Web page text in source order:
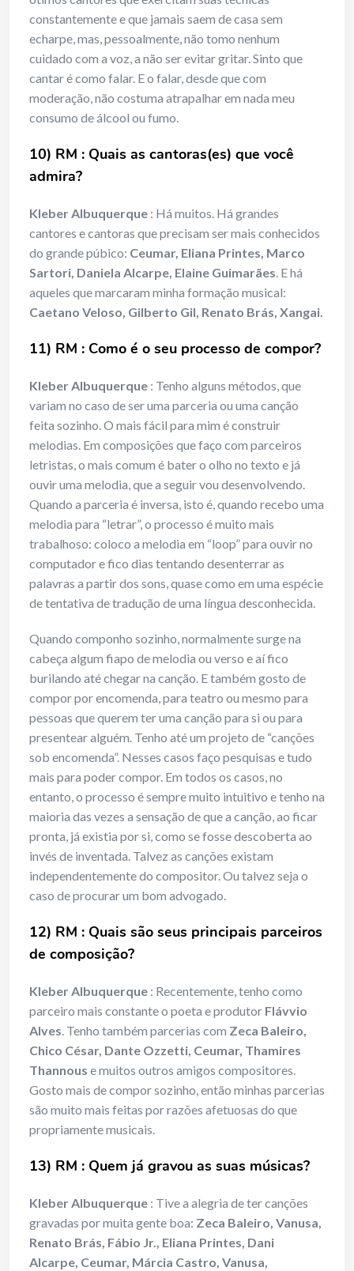
constantemente e que jamais saem de casa sem
echarpe, mas, pessoalmente, não tomo nenhum
cuidado com a voz, a não ser evitar gritar. Sinto que
cantar é como falar. E o falar, desde que com
moderação, não costuma atrapalhar em nada meu
consumo de álcool ou fumo.
10) RM : Quais as cantoras(es) que você
admira?
Kleber Albuquerque : Há muitos. Há grandes
cantores e cantoras que precisam ser mais conhecidos
do grande púbico: Ceumar, Eliana Printes, Marco
Sartori, Daniela Alcarpe, Elaine Guimarães. E há
aqueles que marcaram minha formação musical:
Caetano Veloso, Gilberto Gil, Renato Brás, Xangai.
11) RM : Como é o seu processo de compor?
Kleber Albuquerque : Tenho alguns métodos, que
variam no caso de ser uma parceria ou uma canção
feita sozinho. O mais fácil para mim é construir
melodias. Em composições que faço com parceiros
letristas, o mais comum é bater o olho no texto e já
ouvir uma melodia, que a seguir vou desenvolvendo.
Quando a parceria é inversa, isto é, quando recebo uma
melodia para “letrar”, o processo é muito mais
trabalhoso: coloco a melodia em “loop” para ouvir no
computador e fico dias tentando desenterrar as
palavras a partir dos sons, quase como em uma espécie
de tentativa de tradução de uma língua desconhecida.
Quando componho sozinho, normalmente surge na
cabeça algum fiapo de melodia ou verso e aí fico
burilando até chegar na canção. E também gosto de
compor por encomenda, para teatro ou mesmo para
pessoas que querem ter uma canção para si ou para
presentear alguém. Tenho até um projeto de “canções
sob encomenda”. Nesses casos faço pesquisas e tudo
mais para poder compor. Em todos os casos, no
entanto, o processo é sempre muito intuitivo e tenho na
maioria das vezes a sensação de que a canção, ao ficar
pronta, já existia por si, como se fosse descoberta ao
invés de inventada. Talvez as canções existam
independentemente do compositor. Ou talvez seja o
caso de procurar um bom advogado.
12) RM : Quais são seus principais parceiros
de composição?
Kleber Albuquerque : Recentemente, tenho como
parceiro mais constante o poeta e produtor Flávvio
Alves. Tenho também parcerias com Zeca Baleiro,
Chico César, Dante Ozzetti, Ceumar, Thamires
Thannous e muitos outros amigos compositores.
Gosto mais de compor sozinho, então minhas parcerias
são muito mais feitas por razões afetuosas do que
propriamente musicais.
13) RM : Quem já gravou as suas músicas?
Kleber Albuquerque : Tive a alegria de ter canções
gravadas por muita gente boa: Zeca Baleiro, Vanusa,
Renato Brás, Fábio Jr., Eliana Printes, Dani
Alcarpe, Ceumar, Márcia Castro, Vanusa,